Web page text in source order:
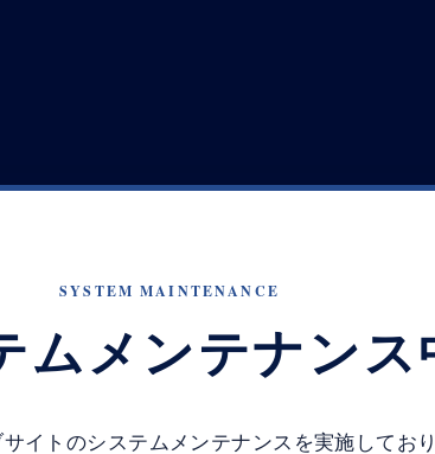
SYSTEM MAINTENANCE
ムメンテナンス
イトのシステムメンテナンスを実施しており